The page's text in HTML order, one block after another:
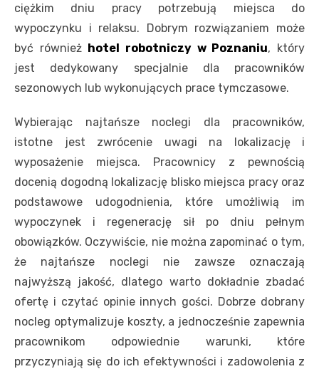
ciężkim dniu pracy potrzebują miejsca do
wypoczynku i relaksu. Dobrym rozwiązaniem może
być również hotel robotniczy w Poznaniu, który
jest dedykowany specjalnie dla pracowników
sezonowych lub wykonujących prace tymczasowe.
Wybierając najtańsze noclegi dla pracowników,
istotne jest zwrócenie uwagi na lokalizację i
wyposażenie miejsca. Pracownicy z pewnością
docenią dogodną lokalizację blisko miejsca pracy oraz
podstawowe udogodnienia, które umożliwią im
wypoczynek i regenerację sił po dniu pełnym
obowiązków. Oczywiście, nie można zapominać o tym,
że najtańsze noclegi nie zawsze oznaczają
najwyższą jakość, dlatego warto dokładnie zbadać
ofertę i czytać opinie innych gości. Dobrze dobrany
nocleg optymalizuje koszty, a jednocześnie zapewnia
pracownikom odpowiednie warunki, które
przyczyniają się do ich efektywności i zadowolenia z